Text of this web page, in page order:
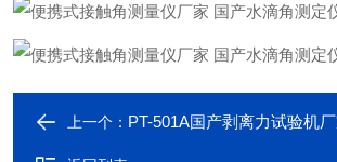
上一个： PT-501A国产剥离力试验机厂家 离型